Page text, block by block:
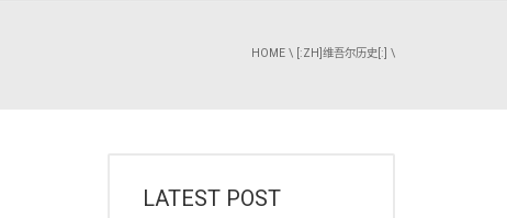
HOME \ [:ZH]维吾尔历史[:] \
LATEST POST